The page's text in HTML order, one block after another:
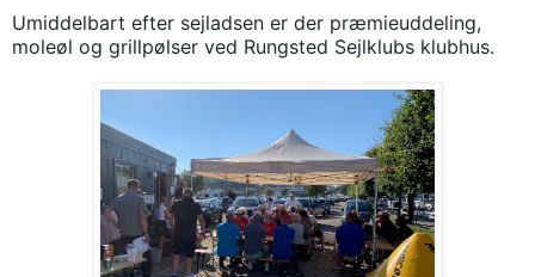
Umiddelbart efter sejladsen er der præmieuddeling,
moleøl og grillpølser ved Rungsted Sejlklubs klubhus.